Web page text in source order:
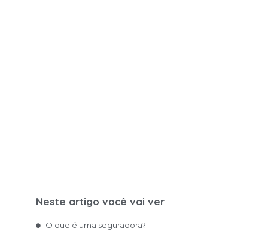
Neste artigo você vai ver
O que é uma seguradora?